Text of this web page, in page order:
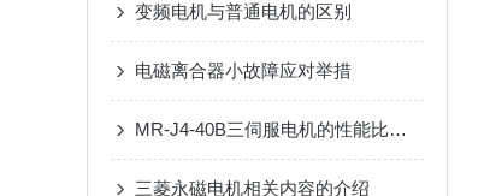
变频电机与普通电机的区别
电磁离合器小故障应对举措
MR-J4-40B三伺服电机的性能比较与注意事项
三菱永磁电机相关内容的介绍